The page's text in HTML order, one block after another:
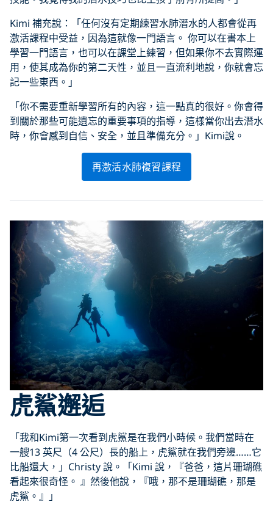
Kimi 補充說：「任何沒有定期練習水肺潛水的人都會從再
激活課程中受益，因為這就像一門語言。 你可以在書本上
學習一門語言，也可以在課堂上練習，但如果你不去實際運
用，使其成為你的第二天性，並且一直流利地說，你就會忘
記一些東西。」
「你不需要重新學習所有的內容，這一點真的很好。你會得
到關於那些可能遺忘的重要事項的指導，這樣當你出去潛水
時，你會感到自信、安全，並且準備充分。」Kimi說。
再激活水肺複習課程
虎鯊邂逅
「我和Kimi第一次看到虎鯊是在我們小時候。我們當時在
一艘13 英尺（4 公尺）長的船上，虎鯊就在我們旁邊……它
比船還大，」Christy 說。「Kimi 說，『爸爸，這片珊瑚礁
看起來很奇怪。 』然後他說，『哦，那不是珊瑚礁，那是
虎鯊。』」